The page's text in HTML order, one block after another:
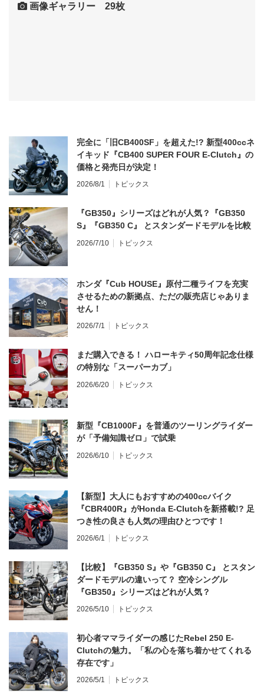
画像ギャラリー 29枚
完全に「旧CB400SF」を超えた!? 新型400ccネ
イキッド『CB400 SUPER FOUR E-Clutch』の
価格と発売日が決定！
2026/8/1 トピックス
『GB350』シリーズはどれが人気？『GB350
S』『GB350 C』 とスタンダードモデルを比較
2026/7/10 トピックス
ホンダ『Cub HOUSE』原付二種ライフを充実
させるための新拠点、ただの販売店じゃありま
せん！
2026/7/1 トピックス
まだ購入できる！ ハローキティ50周年記念仕様
の特別な「スーパーカブ」
2026/6/20 トピックス
新型『CB1000F』を普通のツーリングライダー
が「予備知識ゼロ」で試乗
2026/6/10 トピックス
【新型】大人にもおすすめの400ccバイク
『CBR400R』がHonda E-Clutchを新搭載!? 足
つき性の良さも人気の理由ひとつです！
2026/6/1 トピックス
【比較】『GB350 S』や『GB350 C』 とスタン
ダードモデルの違いって？ 空冷シングル
『GB350』シリーズはどれが人気？
2026/5/10 トピックス
初心者ママライダーの感じたRebel 250 E-
Clutchの魅力。「私の心を落ち着かせてくれる
存在です」
2026/5/1 トピックス